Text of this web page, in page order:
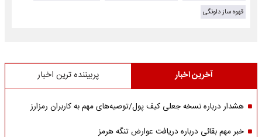
قهوه ساز دلونگی
آخرین اخبار پربیننده ترین اخبار
هشدار درباره نسخه جعلی کیف پول/توصیه‌های مهم به کاربران رمزارز
خبر مهم بقائی درباره دریافت عوارض تنگه هرمز